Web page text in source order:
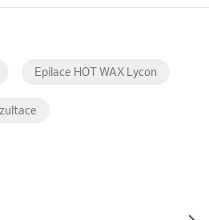
Epilace HOT WAX Lycon